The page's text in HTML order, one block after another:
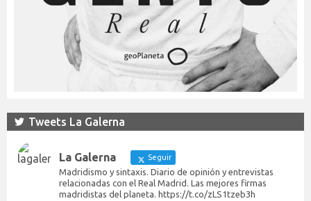
Tweets La Galerna
La Galerna Seguir
Madridismo y sintaxis. Diario de opinión y entrevistas
relacionadas con el Real Madrid. Las mejores firmas
madridistas del planeta. https://t.co/zLS1tzeb3h